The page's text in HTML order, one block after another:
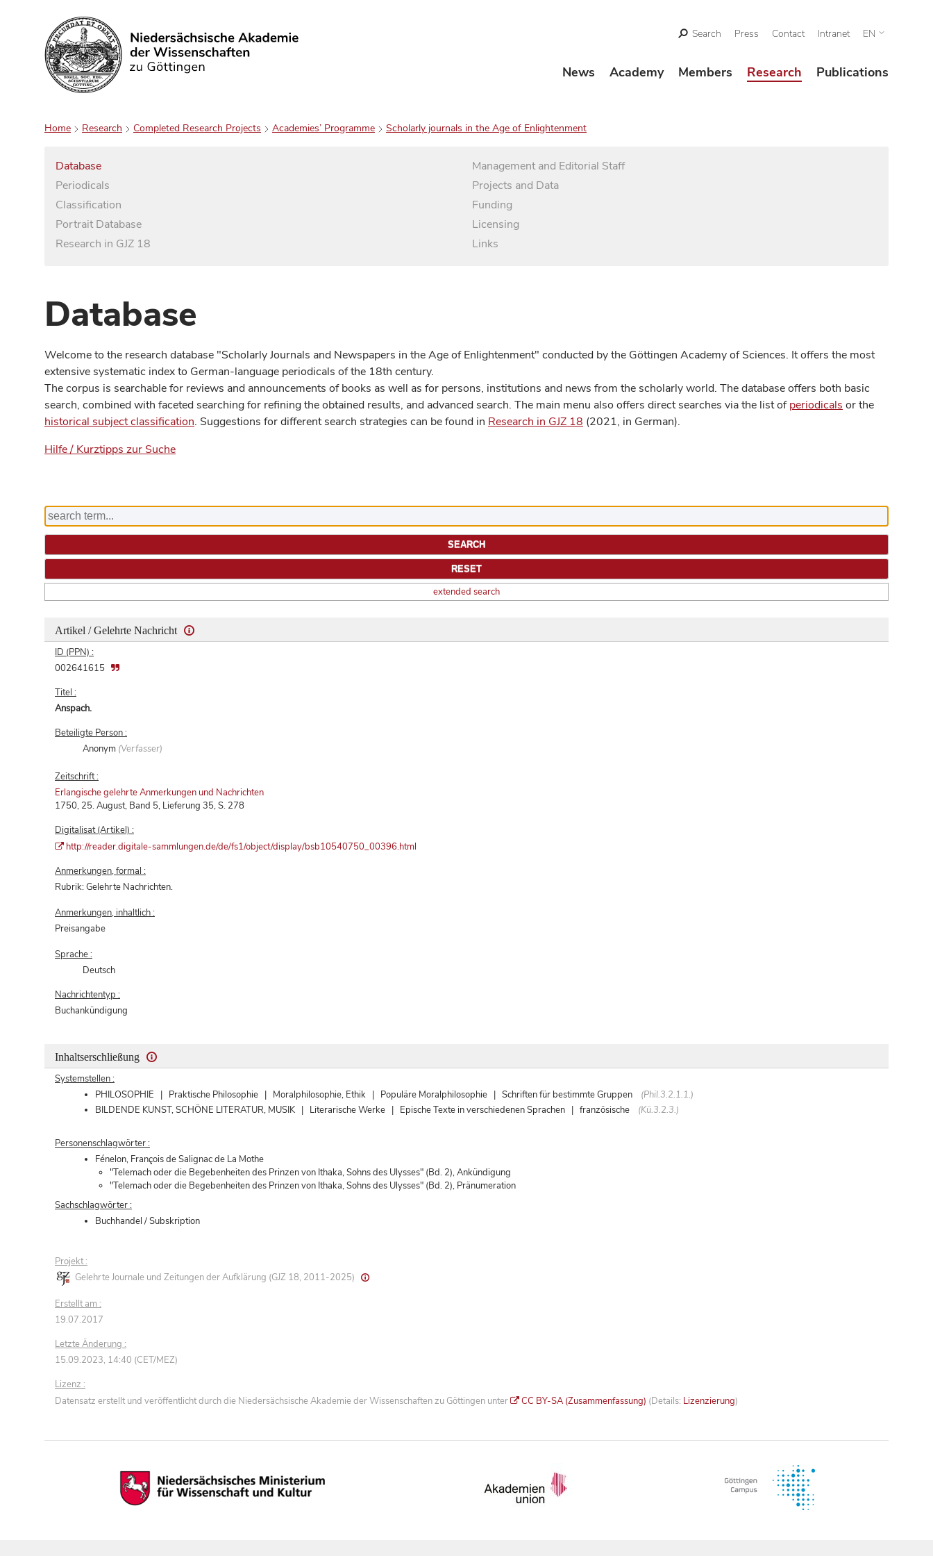
Search
Search Press Contact Intranet EN
News Academy Members Research Publications
Home Research Completed Research Projects Academies’ Programme Scholarly journals in the Age of Enlightenment
Database
Periodicals
Classification
Portrait Database
Research in GJZ 18
Management and Editorial Staff
Projects and Data
Funding
Licensing
Links
Database
Welcome to the research database "Scholarly Journals and Newspapers in the Age of Enlightenment" conducted by the Göttingen Academy of Sciences. It offers the most
extensive systematic index to German-language periodicals of the 18th century.
The corpus is searchable for reviews and announcements of books as well as for persons, institutions and news from the scholarly world. The database offers both basic
search, combined with faceted searching for refining the obtained results, and advanced search. The main menu also offers direct searches via the list ofperiodicals or the
historical subject classification. Suggestions for different search strategies can be found in Research in GJZ 18 (2021, in German).
Hilfe / Kurztipps zur Suche
extended search
Artikel / Gelehrte Nachricht
ID (PPN) :
002641615
Titel :
Anspach.
Beteiligte Person :
Anonym (Verfasser)
Zeitschrift :
Erlangische gelehrte Anmerkungen und Nachrichten
1750, 25. August, Band 5, Lieferung 35, S. 278
Digitalisat (Artikel) :
http://reader.digitale-sammlungen.de/de/fs1/object/display/bsb10540750_00396.html
Anmerkungen, formal :
Rubrik: Gelehrte Nachrichten.
Anmerkungen, inhaltlich :
Preisangabe
Sprache :
Deutsch
Nachrichtentyp :
Buchankündigung
Inhaltserschließung
Systemstellen :
PHILOSOPHIE | Praktische Philosophie | Moralphilosophie, Ethik | Populäre Moralphilosophie | Schriften für bestimmte Gruppen
(Phil.3.2.1.1.)
BILDENDE KUNST, SCHÖNE LITERATUR, MUSIK | Literarische Werke | Epische Texte in verschiedenen Sprachen | französische
(Kü.3.2.3.)
Personenschlagwörter :
Fénelon, François de Salignac de La Mothe
"Telemach oder die Begebenheiten des Prinzen von Ithaka, Sohns des Ulysses" (Bd. 2), Ankündigung
"Telemach oder die Begebenheiten des Prinzen von Ithaka, Sohns des Ulysses" (Bd. 2), Pränumeration
Sachschlagwörter :
Buchhandel / Subskription
Projekt :
Gelehrte Journale und Zeitungen der Aufklärung (GJZ 18, 2011-2025)
Erstellt am :
19.07.2017
Letzte Änderung :
15.09.2023, 14:40 (CET/MEZ)
Lizenz :
Datensatz erstellt und veröffentlicht durch die Niedersächsische Akademie der Wissenschaften zu Göttingen unter
CC BY-SA (Zusammenfassung) (Details: Lizenzierung)